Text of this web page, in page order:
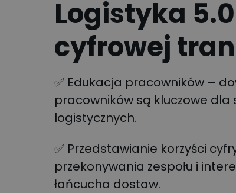
Logistyka
cyfrowej
✅ Edukacja pracowników –
pracowników są kluczowe
logistycznych.
✅ Przedstawianie korzyści
przekonywania zespołu i
łańcucha dostaw.